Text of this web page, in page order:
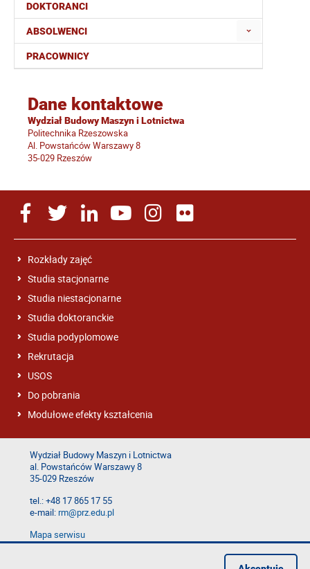
DOKTORANCI
ABSOLWENCI
PRACOWNICY
Dane kontaktowe
Wydział Budowy Maszyn i Lotnictwa
Politechnika Rzeszowska
Al. Powstańców Warszawy 8
35-029 Rzeszów
Rozkłady zajęć
Studia stacjonarne
Studia niestacjonarne
Studia doktoranckie
Studia podyplomowe
Rekrutacja
USOS
Do pobrania
Modułowe efekty kształcenia
Wydział Budowy Maszyn i Lotnictwa
al. Powstańców Warszawy 8
35-029 Rzeszów
tel.: +48 17 865 17 55
e-mail:rm@prz.edu.pl
Mapa serwisu
Deklaracja dostępności